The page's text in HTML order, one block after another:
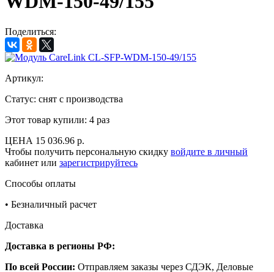
Поделиться:
Артикул:
Статус: снят с производства
Этот товар купили: 4 раз
ЦЕНА 15 036.96 р.
Чтобы получить персональную скидку войдите в личный
кабинет или зарегистрируйтесь
Способы оплаты
• Безналичный расчет
Доставка
Доставка в регионы РФ:
По всей России: Отправляем заказы через СДЭК, Деловые